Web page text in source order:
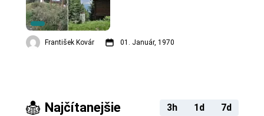
František Kovár 01. Január, 1970
Najčítanejšie 3h 1d 7d